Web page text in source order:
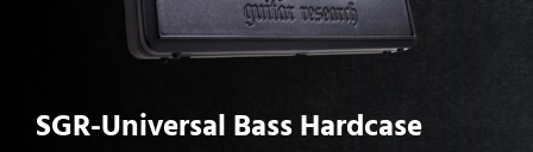
SGR-Universal Bass Hardcase